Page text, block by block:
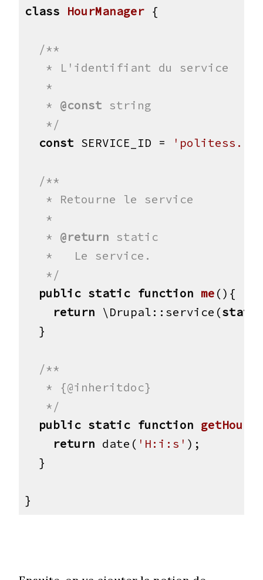
class
HourManager {
/**
   * L'identifiant du service
   *
   *
@const string
   */
const SERVICE_ID =
/**
   * Retourne le service
   *
   *
@return static
   *   Le service.
   */
public static function me () {
return \Drupal::service(
  }
/**
   * {@inheritdoc}
   */
public static function getHour
return date( 'H:i:s' );
  }
}